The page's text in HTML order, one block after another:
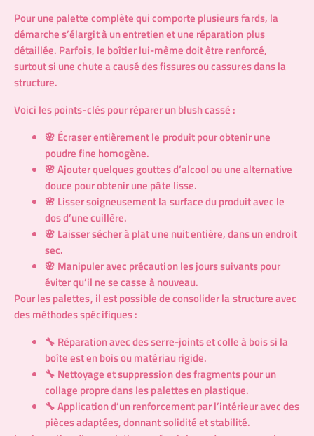
Pour une palette complète qui comporte plusieurs fards, la
démarche s’élargit à un entretien et une réparation plus
détaillée. Parfois, le boîtier lui-même doit être renforcé,
surtout si une chute a causé des fissures ou cassures dans la
structure.
Voici les points-clés pour réparer un blush cassé :
🌸 Écraser entièrement le produit pour obtenir une
poudre fine homogène.
🌸 Ajouter quelques gouttes d’alcool ou une alternative
douce pour obtenir une pâte lisse.
🌸 Lisser soigneusement la surface du produit avec le
dos d’une cuillère.
🌸 Laisser sécher à plat une nuit entière, dans un endroit
sec.
🌸 Manipuler avec précaution les jours suivants pour
éviter qu’il ne se casse à nouveau.
Pour les palettes, il est possible de consolider la structure avec
des méthodes spécifiques :
🔧 Réparation avec des serre-joints et colle à bois si la
boîte est en bois ou matériau rigide.
🔧 Nettoyage et suppression des fragments pour un
collage propre dans les palettes en plastique.
🔧 Application d’un renforcement par l’intérieur avec des
pièces adaptées, donnant solidité et stabilité.